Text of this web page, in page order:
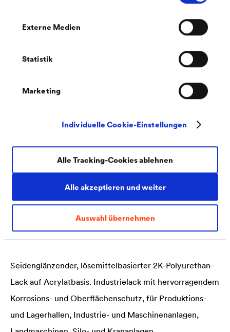
Externe Medien
Statistik
Marketing
Individuelle Cookie-Einstellungen
Alle akzeptieren und weiter
Auswahl übernehmen
Alle Tracking-Cookies ablehnen
DÖRKEN 2K DTS SATIN 40
Seidenglänzender 2K PU Lack, Grundierung und
Decklack mit universeller Haftung, auf
Lösemittelbasis.
Seidenglänzender, lösemittelbasierter 2K-Polyurethan-
Lack auf Acrylatbasis. Industrielack mit hervorragendem
Korrosions- und Oberflächenschutz, für Produktions-
und Lagerhallen, Industrie- und Maschinenanlagen,